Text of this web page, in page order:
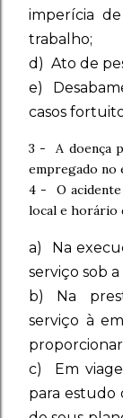
imperícia
trabalho;
d) Ato de
e)
casos
3 - A doença
empregado no
4 - O acidente
local e horário
a) Na
serviço sob
b) Na
serviço à
c) Em
para estudo